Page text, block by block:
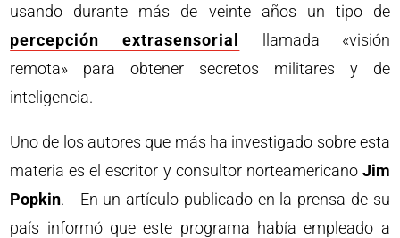
usando durante más de veinte años un tipo de
percepción extrasensorial
llamada «visión
remota» para obtener secretos militares y de
inteligencia.
Uno de los autores que más ha investigado sobre esta
materia es el escritor y consultor norteamericano Jim
Popkin. En un artículo publicado en la prensa de su
país informó que este programa había empleado a